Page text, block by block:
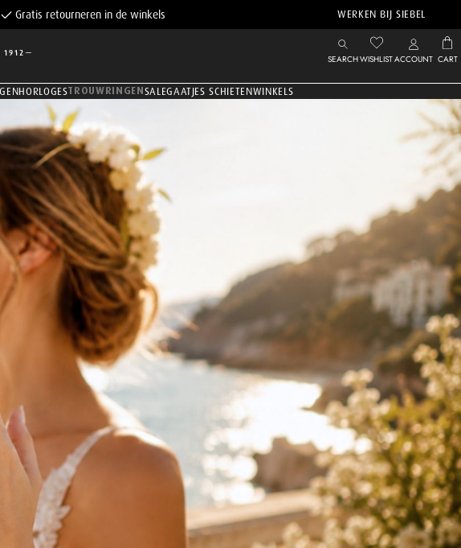
Gratis retourneren in de winkels WERKEN BIJ SIEBEL
SEARCHWISHLISTACCOUNT CART
HORLOGESTROUWRINGENSALEGAATJES SCHIETENWINKELS